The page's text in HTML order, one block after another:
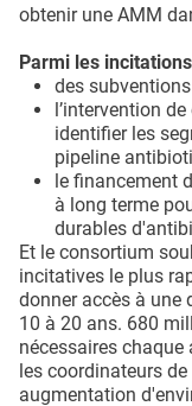
obtenir une AMM
Parmi les
des
l’intervention
identifier les
pipeline
le financement
à long terme
durables
Et le consortium
incitatives le plus
donner accès à une
10 à 20 ans. 680
nécessaires
les coordinateurs
augmentation